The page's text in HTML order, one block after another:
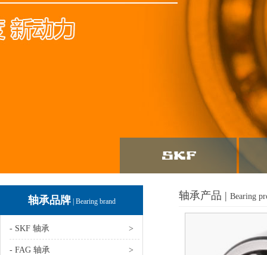
轴承品牌| Bearing brand
- SKF 轴承 >
- FAG 轴承 >
轴承产品 | Bearing